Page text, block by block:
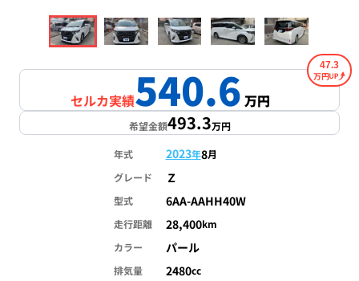
1/18
セルカ実績540.6万円
47.3
万円
希望金額493.3万円
年式 2023年8月
グレード
Ｚ
型式 6AA-AAHH40W
走行距離 28,400km
カラー
パール
排気量 2480cc